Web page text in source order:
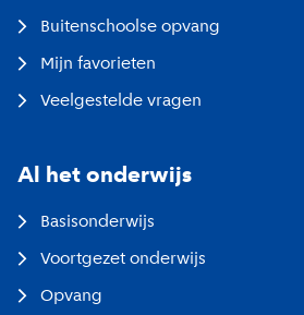
Buitenschoolse opvang
Mijn favorieten
Veelgestelde vragen
Al het onderwijs
Basisonderwijs
Voortgezet onderwijs
Opvang